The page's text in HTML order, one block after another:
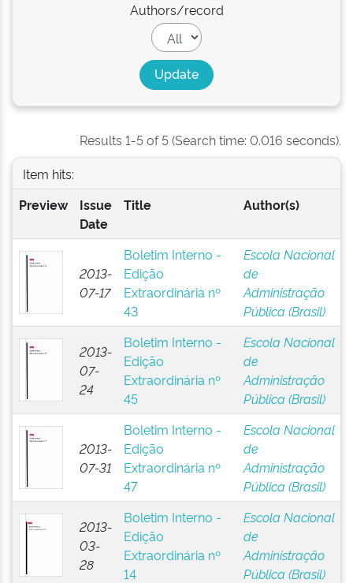
Authors/record
Results 1-5 of 5 (Search time: 0.016 seconds).
Item hits:
Preview
Issue
Date
Title Author(s)
2013-
07-17
Boletim Interno -
Edição
Extraordinária nº
43
Escola Nacional
de
Administração
Pública (Brasil)
2013-
07-
24
Boletim Interno -
Edição
Extraordinária nº
45
Escola Nacional
de
Administração
Pública (Brasil)
2013-
07-31
Boletim Interno -
Edição
Extraordinária nº
47
Escola Nacional
de
Administração
Pública (Brasil)
2013-
03-
28
Boletim Interno -
Edição
Extraordinária nº
14
Escola Nacional
de
Administração
Pública (Brasil)